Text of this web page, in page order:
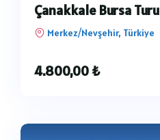
Çanakkale Bursa Turu
Merkez/Nevşehir, Türkiye
4.800,00₺